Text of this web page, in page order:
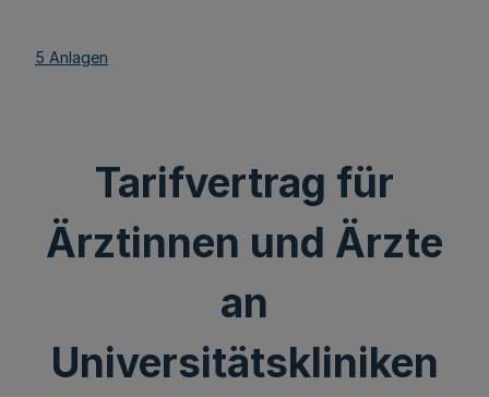
5 Anlagen
Tarifvertrag für
Ärztinnen und Ärzte
an
Universitätskliniken